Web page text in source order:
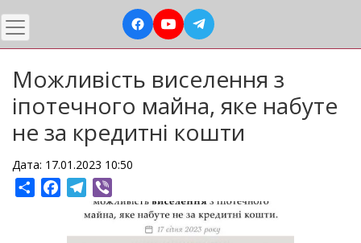
Можливість виселення з
іпотечного майна, яке набуте
не за кредитні кошти
Дата: 17.01.2023 10:50
ShareFacebookTelegram